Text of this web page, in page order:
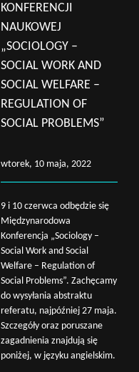
KONFERENCJI
NAUKOWEJ
„SOCIOLOGY –
SOCIAL WORK AND
SOCIAL WELFARE –
REGULATION OF
SOCIAL PROBLEMS”
wtorek, 10 maja, 2022
9 i 10 czerwca odbędzie się
Międzynarodowa
Konferencja „Sociology –
Social Work and Social
Welfare – Regulation of
Social Problems”. Zachęcamy
do wysyłania abstraktu
referatu, najpóźniej 27 maja.
Szczegóły oraz poruszane
zagadnienia znajdują się
poniżej, w języku angielskim.